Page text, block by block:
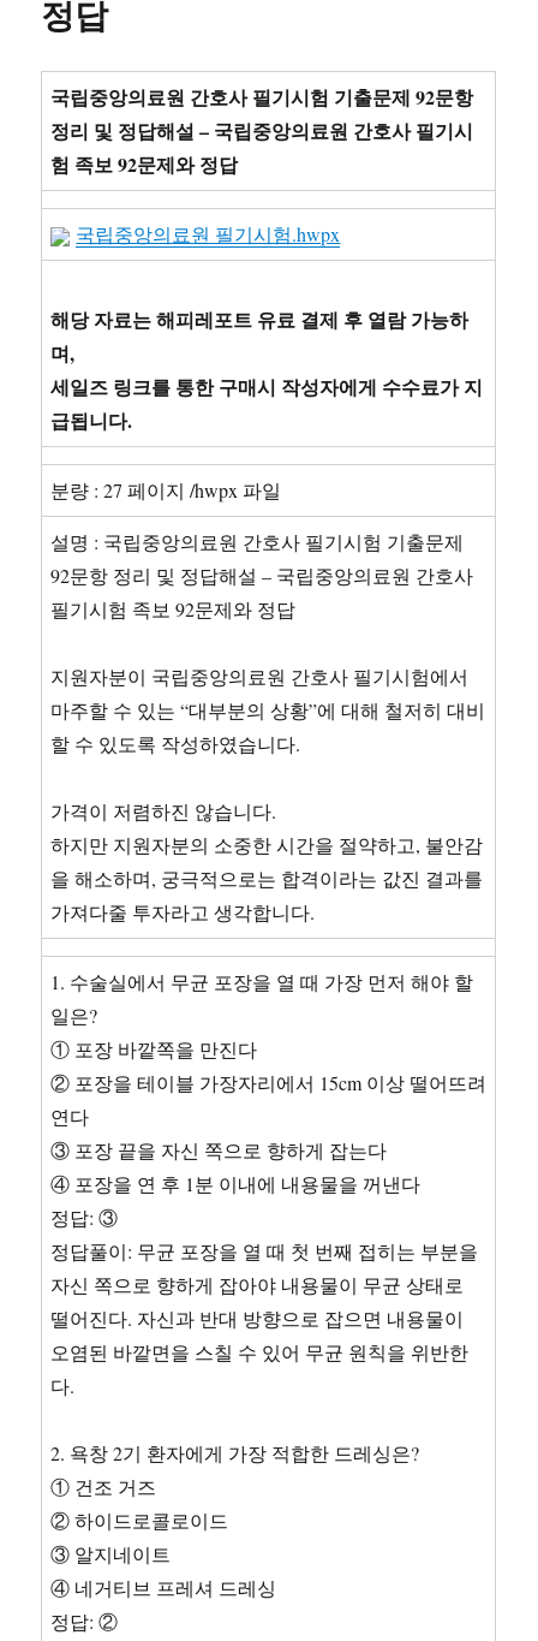
교
재
와
장
을
하
연
역
증
귀
논
증
2.
와
강
14
을
부
하
고,
응
설
합
설,
고
이
한
비
판
적
보
정답
국립중앙의료원 간호사 필기시험 기출문제 92문항
정리 및 정답해설 – 국립중앙의료원 간호사 필기시
험 족보 92문제와 정답
국립중앙의료원 필기시험.hwpx
해당 자료는 해피레포트 유료 결제 후 열람 가능하
며,
세일즈 링크를 통한 구매시 작성자에게 수수료가 지
급됩니다.
분량 : 27 페이지 /hwpx 파일
설명 : 국립중앙의료원 간호사 필기시험 기출문제
92문항 정리 및 정답해설 – 국립중앙의료원 간호사
필기시험 족보 92문제와 정답
지원자분이 국립중앙의료원 간호사 필기시험에서
마주할 수 있는 “대부분의 상황”에 대해 철저히 대비
할 수 있도록 작성하였습니다.
가격이 저렴하진 않습니다.
하지만 지원자분의 소중한 시간을 절약하고, 불안감
을 해소하며, 궁극적으로는 합격이라는 값진 결과를
가져다줄 투자라고 생각합니다.
1. 수술실에서 무균 포장을 열 때 가장 먼저 해야 할
일은?
① 포장 바깥쪽을 만진다
② 포장을 테이블 가장자리에서 15cm 이상 떨어뜨려
연다
③ 포장 끝을 자신 쪽으로 향하게 잡는다
④ 포장을 연 후 1분 이내에 내용물을 꺼낸다
정답: ③
정답풀이: 무균 포장을 열 때 첫 번째 접히는 부분을
자신 쪽으로 향하게 잡아야 내용물이 무균 상태로
떨어진다. 자신과 반대 방향으로 잡으면 내용물이
오염된 바깥면을 스칠 수 있어 무균 원칙을 위반한
다.
2. 욕창 2기 환자에게 가장 적합한 드레싱은?
① 건조 거즈
② 하이드로콜로이드
③ 알지네이트
④ 네거티브 프레셔 드레싱
정답: ②